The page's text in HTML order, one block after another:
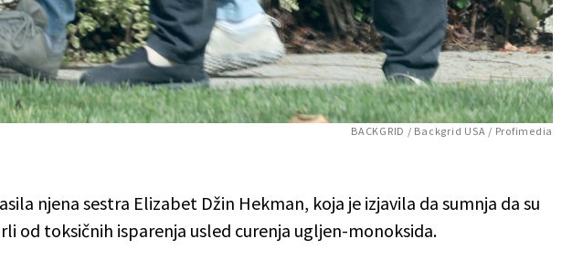
BACKGRID / Backgrid USA / Profimedia
njena sestra Elizabet Džin Hekman, koja je izjavila da sumnja da su
od toksičnih isparenja usled curenja ugljen-monoksida.